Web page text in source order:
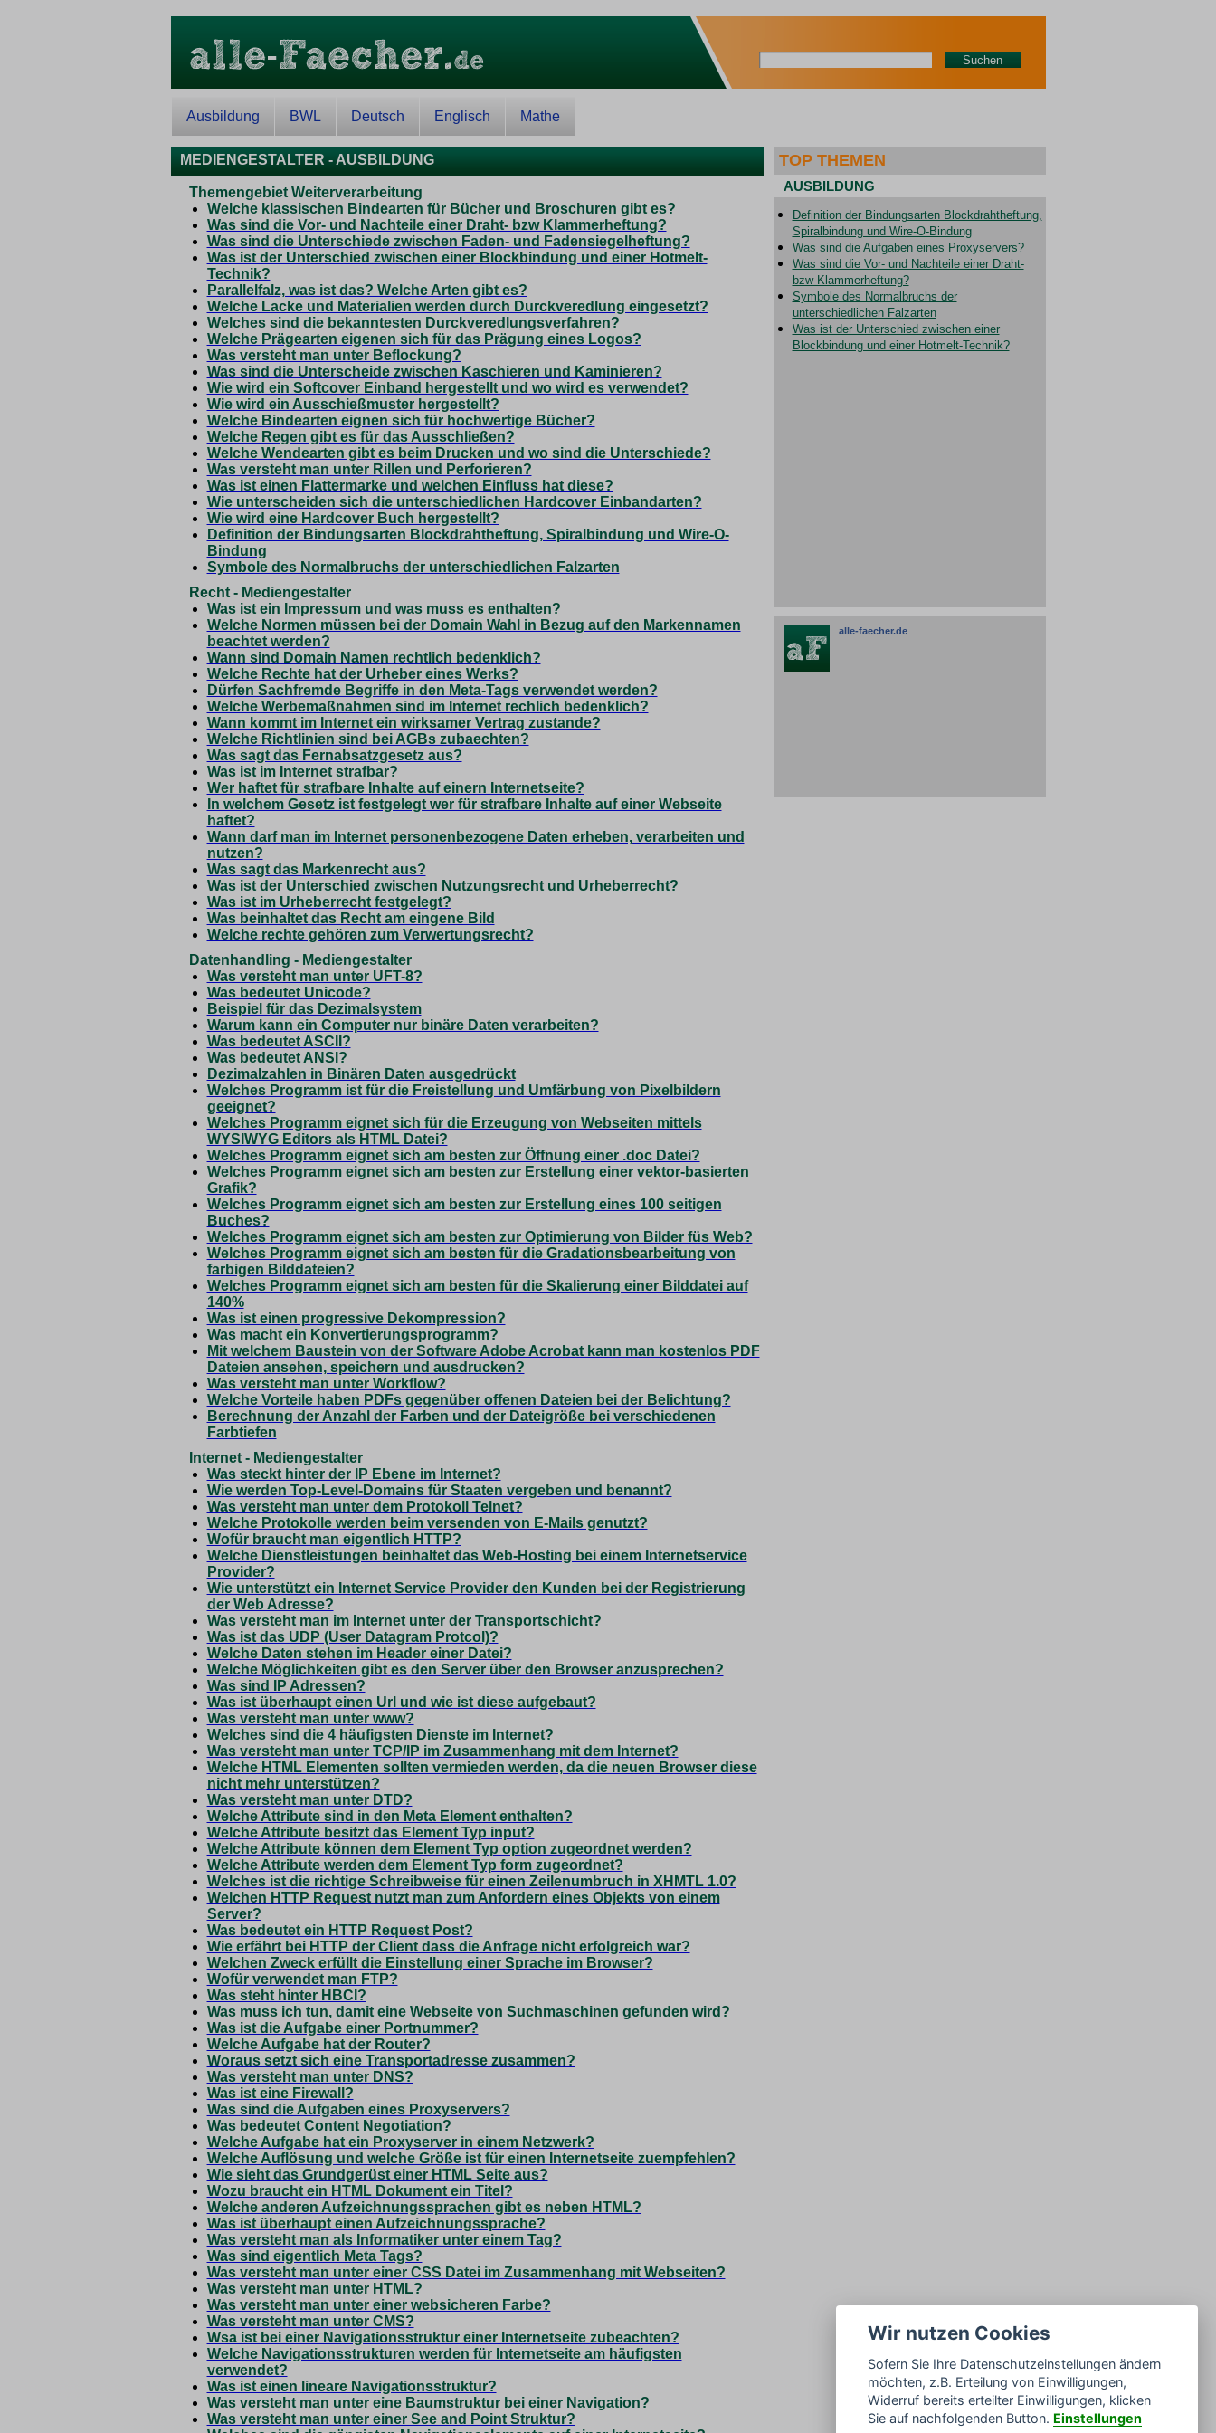
Suchen
Ausbildung BWL Deutsch Englisch Mathe
MEDIENGESTALTER - AUSBILDUNG
Themengebiet Weiterverarbeitung
Welche klassischen Bindearten für Bücher und Broschuren gibt es?
Was sind die Vor- und Nachteile einer Draht- bzw Klammerheftung?
Was sind die Unterschiede zwischen Faden- und Fadensiegelheftung?
Was ist der Unterschied zwischen einer Blockbindung und einer Hotmelt-
Technik?
Parallelfalz, was ist das? Welche Arten gibt es?
Welche Lacke und Materialien werden durch Durckveredlung eingesetzt?
Welches sind die bekanntesten Durckveredlungsverfahren?
Welche Prägearten eigenen sich für das Prägung eines Logos?
Was versteht man unter Beflockung?
Was sind die Unterscheide zwischen Kaschieren und Kaminieren?
Wie wird ein Softcover Einband hergestellt und wo wird es verwendet?
Wie wird ein Ausschießmuster hergestellt?
Welche Bindearten eignen sich für hochwertige Bücher?
Welche Regen gibt es für das Ausschließen?
Welche Wendearten gibt es beim Drucken und wo sind die Unterschiede?
Was versteht man unter Rillen und Perforieren?
Was ist einen Flattermarke und welchen Einfluss hat diese?
Wie unterscheiden sich die unterschiedlichen Hardcover Einbandarten?
Wie wird eine Hardcover Buch hergestellt?
Definition der Bindungsarten Blockdrahtheftung, Spiralbindung und Wire-O-
Bindung
Symbole des Normalbruchs der unterschiedlichen Falzarten
Recht - Mediengestalter
Was ist ein Impressum und was muss es enthalten?
Welche Normen müssen bei der Domain Wahl in Bezug auf den Markennamen
beachtet werden?
Wann sind Domain Namen rechtlich bedenklich?
Welche Rechte hat der Urheber eines Werks?
Dürfen Sachfremde Begriffe in den Meta-Tags verwendet werden?
Welche Werbemaßnahmen sind im Internet rechlich bedenklich?
Wann kommt im Internet ein wirksamer Vertrag zustande?
Welche Richtlinien sind bei AGBs zubaechten?
Was sagt das Fernabsatzgesetz aus?
Was ist im Internet strafbar?
Wer haftet für strafbare Inhalte auf einern Internetseite?
In welchem Gesetz ist festgelegt wer für strafbare Inhalte auf einer Webseite
haftet?
Wann darf man im Internet personenbezogene Daten erheben, verarbeiten und
nutzen?
Was sagt das Markenrecht aus?
Was ist der Unterschied zwischen Nutzungsrecht und Urheberrecht?
Was ist im Urheberrecht festgelegt?
Was beinhaltet das Recht am eingene Bild
Welche rechte gehören zum Verwertungsrecht?
Datenhandling - Mediengestalter
Was versteht man unter UFT-8?
Was bedeutet Unicode?
Beispiel für das Dezimalsystem
Warum kann ein Computer nur binäre Daten verarbeiten?
Was bedeutet ASCII?
Was bedeutet ANSI?
Dezimalzahlen in Binären Daten ausgedrückt
Welches Programm ist für die Freistellung und Umfärbung von Pixelbildern
geeignet?
Welches Programm eignet sich für die Erzeugung von Webseiten mittels
WYSIWYG Editors als HTML Datei?
Welches Programm eignet sich am besten zur Öffnung einer .doc Datei?
Welches Programm eignet sich am besten zur Erstellung einer vektor-basierten
Grafik?
Welches Programm eignet sich am besten zur Erstellung eines 100 seitigen
Buches?
Welches Programm eignet sich am besten zur Optimierung von Bilder füs Web?
Welches Programm eignet sich am besten für die Gradationsbearbeitung von
farbigen Bilddateien?
Welches Programm eignet sich am besten für die Skalierung einer Bilddatei auf
140%
Was ist einen progressive Dekompression?
Was macht ein Konvertierungsprogramm?
Mit welchem Baustein von der Software Adobe Acrobat kann man kostenlos PDF
Dateien ansehen, speichern und ausdrucken?
Was versteht man unter Workflow?
Welche Vorteile haben PDFs gegenüber offenen Dateien bei der Belichtung?
Berechnung der Anzahl der Farben und der Dateigröße bei verschiedenen
Farbtiefen
Internet - Mediengestalter
Was steckt hinter der IP Ebene im Internet?
Wie werden Top-Level-Domains für Staaten vergeben und benannt?
Was versteht man unter dem Protokoll Telnet?
Welche Protokolle werden beim versenden von E-Mails genutzt?
Wofür braucht man eigentlich HTTP?
Welche Dienstleistungen beinhaltet das Web-Hosting bei einem Internetservice
Provider?
Wie unterstützt ein Internet Service Provider den Kunden bei der Registrierung
der Web Adresse?
Was versteht man im Internet unter der Transportschicht?
Was ist das UDP (User Datagram Protcol)?
Welche Daten stehen im Header einer Datei?
Welche Möglichkeiten gibt es den Server über den Browser anzusprechen?
Was sind IP Adressen?
Was ist überhaupt einen Url und wie ist diese aufgebaut?
Was versteht man unter www?
Welches sind die 4 häufigsten Dienste im Internet?
Was versteht man unter TCP/IP im Zusammenhang mit dem Internet?
Welche HTML Elementen sollten vermieden werden, da die neuen Browser diese
nicht mehr unterstützen?
Was versteht man unter DTD?
Welche Attribute sind in den Meta Element enthalten?
Welche Attribute besitzt das Element Typ input?
Welche Attribute können dem Element Typ option zugeordnet werden?
Welche Attribute werden dem Element Typ form zugeordnet?
Welches ist die richtige Schreibweise für einen Zeilenumbruch in XHMTL 1.0?
Welchen HTTP Request nutzt man zum Anfordern eines Objekts von einem
Server?
Was bedeutet ein HTTP Request Post?
Wie erfährt bei HTTP der Client dass die Anfrage nicht erfolgreich war?
Welchen Zweck erfüllt die Einstellung einer Sprache im Browser?
Wofür verwendet man FTP?
Was steht hinter HBCI?
Was muss ich tun, damit eine Webseite von Suchmaschinen gefunden wird?
Was ist die Aufgabe einer Portnummer?
Welche Aufgabe hat der Router?
Woraus setzt sich eine Transportadresse zusammen?
Was versteht man unter DNS?
Was ist eine Firewall?
Was sind die Aufgaben eines Proxyservers?
Was bedeutet Content Negotiation?
Welche Aufgabe hat ein Proxyserver in einem Netzwerk?
Welche Auflösung und welche Größe ist für einen Internetseite zuempfehlen?
Wie sieht das Grundgerüst einer HTML Seite aus?
Wozu braucht ein HTML Dokument ein Titel?
Welche anderen Aufzeichnungssprachen gibt es neben HTML?
Was ist überhaupt einen Aufzeichnungssprache?
Was versteht man als Informatiker unter einem Tag?
Was sind eigentlich Meta Tags?
Was versteht man unter einer CSS Datei im Zusammenhang mit Webseiten?
Was versteht man unter HTML?
Was versteht man unter einer websicheren Farbe?
Was versteht man unter CMS?
Wsa ist bei einer Navigationsstruktur einer Internetseite zubeachten?
Welche Navigationsstrukturen werden für Internetseite am häufigsten
verwendet?
Was ist einen lineare Navigationsstruktur?
Was versteht man unter eine Baumstruktur bei einer Navigation?
Was versteht man unter einer See and Point Struktur?
TOP THEMEN
AUSBILDUNG
Definition der Bindungsarten Blockdrahtheftung,
Spiralbindung und Wire-O-Bindung
Was sind die Aufgaben eines Proxyservers?
Was sind die Vor- und Nachteile einer Draht-
bzw Klammerheftung?
Symbole des Normalbruchs der
unterschiedlichen Falzarten
Was ist der Unterschied zwischen einer
Blockbindung und einer Hotmelt-Technik?
alle-faecher.de
Wir nutzen Cookies
Sofern Sie Ihre Datenschutzeinstellungen ändern
möchten, z.B. Erteilung von Einwilligungen,
Widerruf bereits erteilter Einwilligungen, klicken
Sie auf nachfolgenden Button. Einstellungen